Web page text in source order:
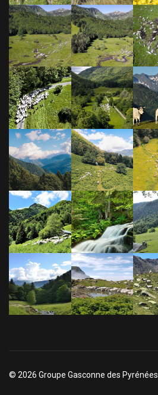
© 2026 Groupe Gasconne des Pyrénées